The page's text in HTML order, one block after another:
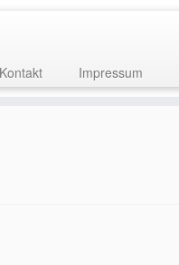
Kontakt Impressum